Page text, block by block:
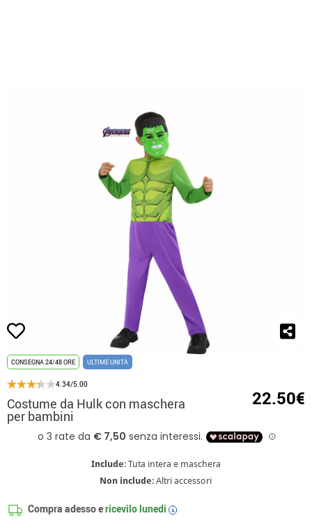
CONSEGNA 24/48 ORE ULTIME UNITÀ
4.34/5.00
Costume da Hulk con maschera
per bambini
22.50€
Include: Tuta intera e maschera
Non include: Altri accessori
Compra adesso ericevilolunedi i